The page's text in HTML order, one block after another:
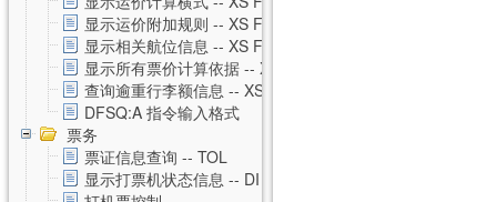
显示运价附加规则 -- XS FSG
显示相关航位信息 -- XS FSS
显示所有票价计算依据 -- XS FSU
查询逾重行李额信息 -- XS FSB
DFSQ:A 指令输入格式
票务
票证信息查询 -- TOL
显示打票机状态信息 -- DI